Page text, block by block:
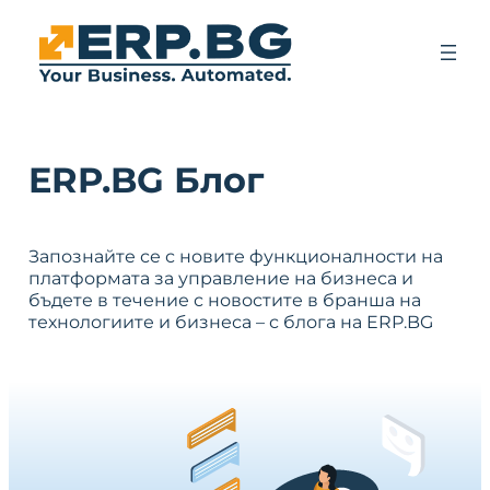
ERP.BG Блог
Запознайте се с новите функционалности на
платформата за управление на бизнеса и
бъдете в течение с новостите в бранша на
технологиите и бизнеса – с блога на ERP.BG